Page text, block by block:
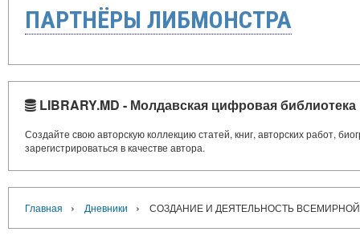
ПАРТНЁРЫ ЛИБМОНСТРА
LIBRARY.MD - Молдавская цифровая библиотека
Создайте свою авторскую коллекцию статей, книг, авторских работ,
зарегистрироваться в качестве автора.
Главная › Дневники › СОЗДАНИЕ И ДЕЯТЕЛЬНОСТЬ